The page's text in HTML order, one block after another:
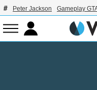
Peter Jackson Gameplay